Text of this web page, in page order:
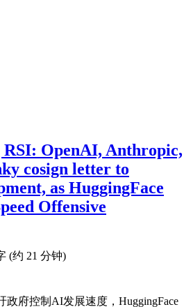
OpenAI, Anthropic,
cosign letter to
as HuggingFace
Offensive
(约 21 分钟)
政府控制AI发展速度，HuggingFace